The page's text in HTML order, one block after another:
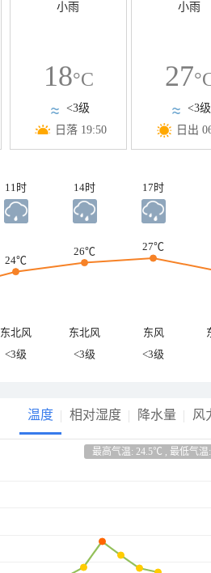
小雨
18°C
<3级
日落 19:50
小雨
27
<3级
日出
11时 14时 17时
24℃
26℃
27℃
东北风 东北风 东风
<3级 <3级 <3级
温度 相对湿度 降水量 风
最高气温: 24.5℃ , 最低气